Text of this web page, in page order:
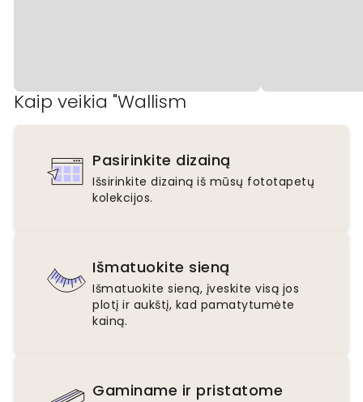
Kaip veikia "Wallism
Pasirinkite dizainą
Išsirinkite dizainą iš mūsų fototapetų
kolekcijos.
Išmatuokite sieną
Išmatuokite sieną, įveskite visą jos
plotį ir aukštį, kad pamatytumėte
kainą.
Gaminame ir pristatome